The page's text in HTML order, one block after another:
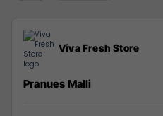
Viva Fresh Store
Pranues Malli